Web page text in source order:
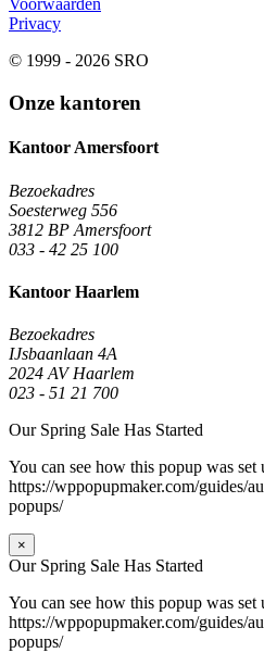
Voorwaarden
Privacy
© 1999 - 2026 SRO
Onze kantoren
Kantoor Amersfoort
Bezoekadres
Soesterweg 556
3812 BP Amersfoort
033 - 42 25 100
Kantoor Haarlem
Bezoekadres
IJsbaanlaan 4A
2024 AV Haarlem
023 - 51 21 700
Our Spring Sale Has Started
You can see how this popup was
https://wppopupmaker.com/guides/
popups/
×
Our Spring Sale Has Started
You can see how this popup was
https://wppopupmaker.com/guides/
popups/